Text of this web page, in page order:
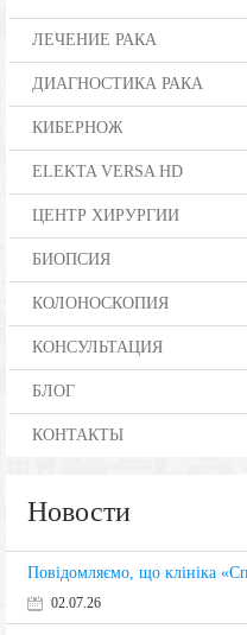
ЛЕЧЕНИЕ РАКА
ДИАГНОСТИКА РАКА
КИБЕРНОЖ
ELEKTA VERSA HD
ЦЕНТР ХИРУРГИИ
БИОПСИЯ
КОЛОНОСКОПИЯ
КОНСУЛЬТАЦИЯ
БЛОГ
КОНТАКТЫ
Новости
Повідомляємо, що клініка
02.07.26